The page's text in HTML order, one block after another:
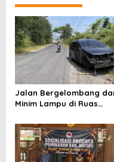
Jalan Bergelombang
Minim Lampu di Ruas
Telan Korban, Innova
Hantam Pohon di
Bantarkawung